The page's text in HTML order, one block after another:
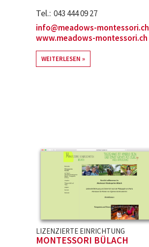
Tel. 043 444 09 27
info@meadows-montessori.ch
www.meadows-montessori.ch
WEITERLESEN
LIZENZIERTE EINRICHTUNG
MONTESSORI BÜLACH